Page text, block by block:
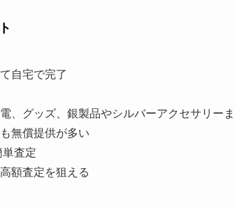
自宅で完了
、グッズ、銀製品やシルバーアクセサリー
無償提供が多い
単査定
額査定を狙える